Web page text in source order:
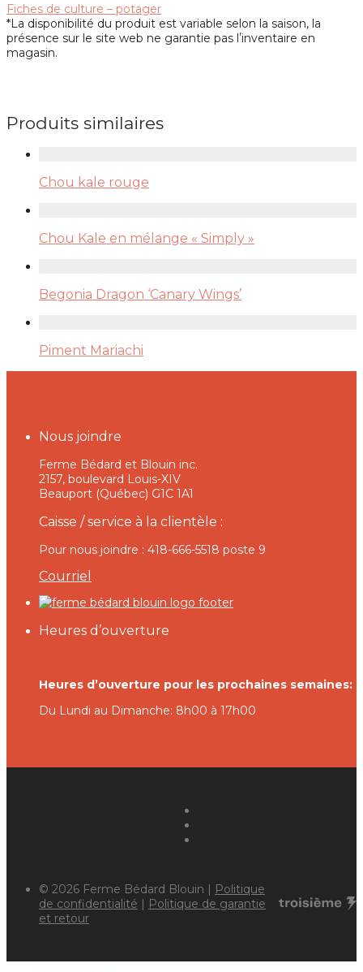
Fiches de culture – potager
*La disponibilité du produit est variable selon la saison, la
présence sur le site web ne garantie pas lʼinventaire en
magasin.
Produits similaires
Chou kale rouge
Chou Kale en mélange « Simply »
Begonia Dragon ‘Canary Wings’
Piment Mariachi
Nous joindre
Ferme Bédard et Blouin inc.
2157, boulevard Louis-XIV
Beauport (Québec) G1C 1A1
Caisse / service à la clientèle :
Pour nous joindre : 418-666-5518 poste 9
Courriel
Heures d’ouverture
Heures d’ouverture pour les prochaines semaines:
Du Lundi au Dimanche: 8h00 à 17h00
© 2026 Ferme Bédard Blouin |
Politique
de confidentialité
Politique de garantie
et retour